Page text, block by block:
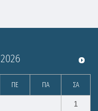
2026
ΠΕ ΠΑ ΣΑ
1